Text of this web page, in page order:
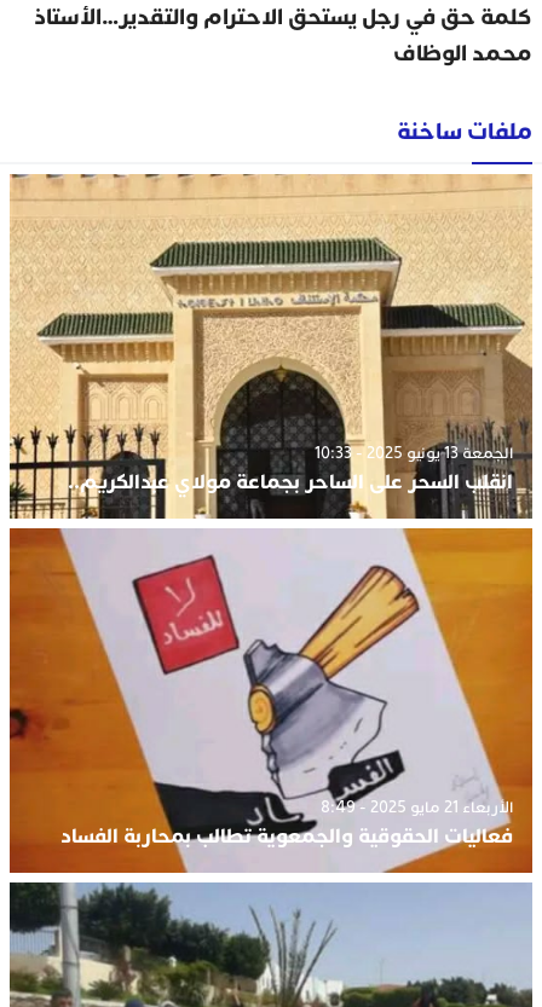
كلمة حق في رجل يستحق الاحترام والتقدير…الأستاذ
محمد الوظاف
ملفات ساخنة
الجمعة 13 يونيو 2025 - 10:33
انقلب السحر على الساحر بجماعة مولاي عبدالكريم..
الأربعاء 21 مايو 2025 - 8:49
فعاليات الحقوقية والجمعوية تطالب بمحاربة الفساد